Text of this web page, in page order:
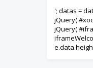
'; datas =